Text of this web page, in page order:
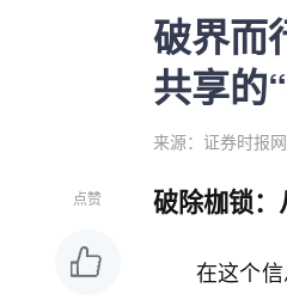
破界而
共享的
来源：证券时报网
点赞 破除枷锁：
在这个